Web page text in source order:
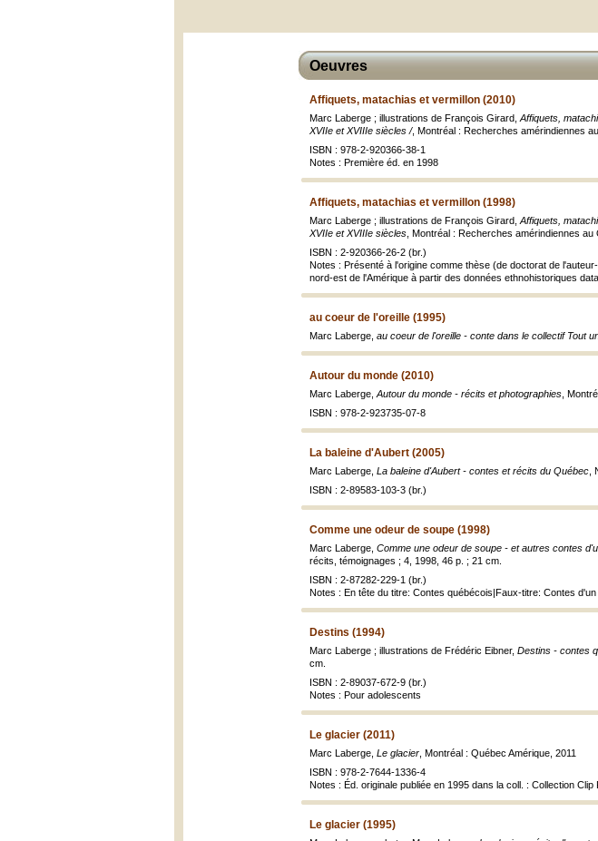
Oeuvres
Affiquets, matachias et vermillon (2010)
Marc Laberge ; illustrations de François Girard, Affiquets,
XVIIe et XVIIIe siècles /, Montréal : Recherches amérindiennes
ISBN : 978-2-920366-38-1
Notes : Première éd. en 1998
Affiquets, matachias et vermillon (1998)
Marc Laberge ; illustrations de François Girard, Affiquets,
XVIIe et XVIIIe siècles , Montréal : Recherches amérindiennes
ISBN : 2-920366-26-2 (br.)
Notes : Présenté à l'origine comme thèse (de doctorat de
nord-est de l'Amérique à partir des données ethnohistoriques
au coeur de l'oreille (1995)
Marc Laberge, au coeur de l'oreille - conte dans le collectif Tout
Autour du monde (2010)
Marc Laberge, Autour du monde - récits et photographies ,
ISBN : 978-2-923735-07-8
La baleine d'Aubert (2005)
Marc Laberge, La baleine d'Aubert - contes et récits du Québec
ISBN : 2-89583-103-3 (br.)
Comme une odeur de soupe (1998)
Marc Laberge, Comme une odeur de soupe - et autres contes
récits, témoignages ; 4, 1998, 46 p. ; 21 cm.
ISBN : 2-87282-229-1 (br.)
Notes : En tête du titre: Contes québécois|Faux-titre: Contes
Destins (1994)
Marc Laberge ; illustrations de Frédéric Eibner, Destins - contes
cm.
ISBN : 2-89037-672-9 (br.)
Notes : Pour adolescents
Le glacier (2011)
Marc Laberge, Le glacier , Montréal : Québec Amérique, 2011
ISBN : 978-2-7644-1336-4
Notes : Éd. originale publiée en 1995 dans la coll. : Collection Clip
Le glacier (1995)